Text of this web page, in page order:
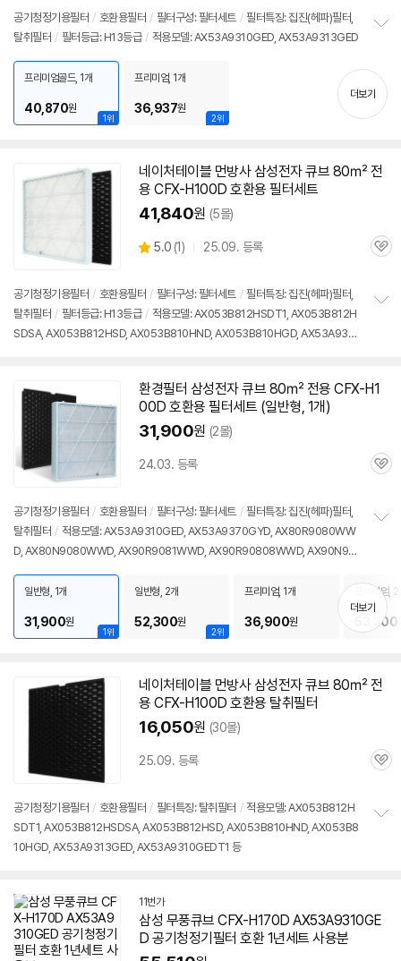
공기청정기용필터 / 호환용필터 / 필터구성: 필터세트 / 필터특징: 집진(헤파)필터,
탈취필터 / 필터등급: H13등급 / 적용모델: AX53A9310GED, AX53A9313GED
치
기
1위
프리미엄골드, 1개
40,870원
2위
프리미엄, 1개
36,937원
더보기
네이처테이블 먼방사 삼성전자 큐브 80㎡ 전
용 CFX-H100D 호환용 필터세트
41,840원 (5몰)
별
5.0 (상
1) 25.09. 등록
관
공기청정기용필터 / 호환용필터 / 필터구성: 필터세트 / 필터특징: 집진(헤파)필터,
탈취필터 / 필터등급: H13등급 / 적용모델: AX053B812HSDT1, AX053B812H
SDSA, AX053B812HSD, AX053B810HND, AX053B810HGD, AX53A9313
환경필터 삼성전자 큐브 80㎡ 전용 CFX-H1
00D 호환용 필터세트 (일반형, 1개)
31,900원 (2몰)
24.03. 등록
관
공기청정기용필터 / 호환용필터 / 필터구성: 필터세트 / 필터특징: 집진(헤파)필터,
탈취필터 / 적용모델: AX53A9310GED, AX53A9370GYD, AX80R9080WW
D, AX80N9080WWD, AX90R9081WWD, AX90R90808WWD, AX90N90
9913ED, AX100N9080WD, AX106A9971ND 등
치
기
1위
일반형, 1개
31,900원
2위
일반형, 2개
52,300원
프리미엄, 1개
36,900원
프리미엄,
53,300
더보기
네이처테이블 먼방사 삼성전자 큐브 80㎡ 전
용 CFX-H100D 호환용 탈취필터
16,050원 (30몰)
25.09. 등록
관
공기청정기용필터 / 호환용필터 / 필터특징: 탈취필터 / 적용모델: AX053B812H
SDT1, AX053B812HSDSA, AX053B812HSD, AX053B810HND, AX053B8
10HGD, AX53A9313GED, AX53A9310GEDT1 등
11번가
삼성 무풍큐브 CFX-H170D AX53A9310GE
D 공기청정기필터 호환 1년세트 사용분